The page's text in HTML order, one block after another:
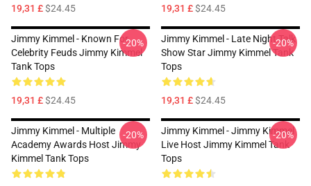
19,31 £$24.45 19,31 £$24.45
Jimmy Kimmel - Known For
Celebrity Feuds Jimmy Kimmel
Tank Tops
19,31 £$24.45
-20%
Jimmy Kimmel - Late Night Talk
Show Star Jimmy Kimmel Tank
Tops
19,31 £$24.45
-20%
Jimmy Kimmel - Multiple
Academy Awards Host Jimmy
Kimmel Tank Tops
-20%
Jimmy Kimmel - Jimmy Kimmel
Live Host Jimmy Kimmel Tank
Tops
-20%